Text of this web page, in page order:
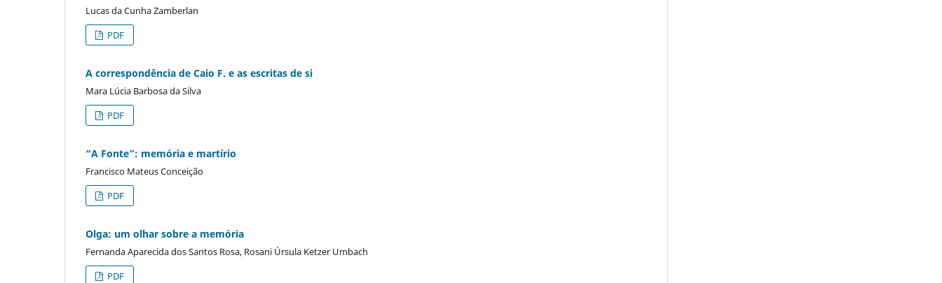
Lucas da Cunha Zamberlan
PDF
A correspondência de Caio F. e as escritas de si
Mara Lúcia Barbosa da Silva
PDF
“A Fonte”: memória e martírio
Francisco Mateus Conceição
PDF
Olga: um olhar sobre a memória
Fernanda Aparecida dos Santos Rosa, Rosani Úrsula Ketzer Umbach
PDF